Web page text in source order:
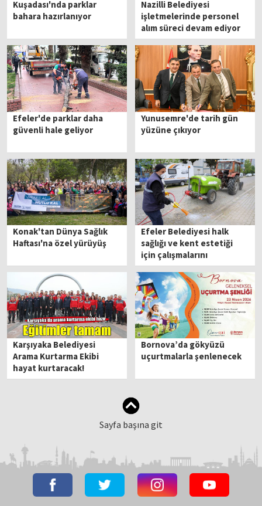
Kuşadası'nda parklar
bahara hazırlanıyor
Nazilli Belediyesi
işletmelerinde personel
alım süreci devam ediyor
Efeler'de parklar daha
güvenli hale geliyor
Yunusemre'de tarih gün
yüzüne çıkıyor
Konak'tan Dünya Sağlık
Haftası'na özel yürüyüş
Efeler Belediyesi halk
sağlığı ve kent estetiği
için çalışmalarını
sürdürüyor
Karşıyaka Belediyesi
Arama Kurtarma Ekibi
hayat kurtaracak!
Bornova’da gökyüzü
uçurtmalarla şenlenecek
Sayfa başına git